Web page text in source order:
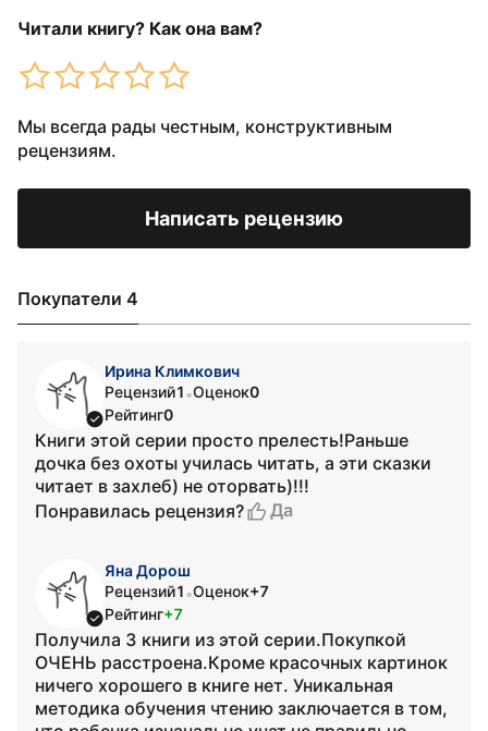
Читали книгу? Как она вам?
Мы всегда рады честным, конструктивным
рецензиям.
Написать рецензию
Покупатели 4
Ирина Климкович
Рецензий1 •Оценок0
Рейтинг0
Книги этой серии просто прелесть!Раньше
дочка без охоты училась читать, а эти сказки
читает в захлеб) не оторвать)!!!
Понравилась рецензия?
Да
Яна Дорош
Рецензий1 •Оценок+7
Рейтинг+7
Получила 3 книги из этой серии.Покупкой
ОЧЕНЬ расстроена.Кроме красочных картинок
ничего хорошего в книге нет. Уникальная
методика обучения чтению заключается в том,